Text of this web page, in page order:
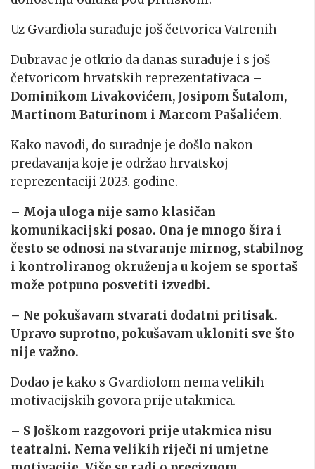
Uz Gvardiola surađuje još četvorica Vatrenih
Dubravac je otkrio da danas surađuje i s još
četvoricom hrvatskih reprezentativaca –
Dominikom Livakovićem, Josipom Šutalom,
Martinom Baturinom i Marcom Pašalićem.
Kako navodi, do suradnje je došlo nakon
predavanja koje je održao hrvatskoj
reprezentaciji 2023. godine.
– Moja uloga nije samo klasičan
komunikacijski posao. Ona je mnogo šira i
često se odnosi na stvaranje mirnog, stabilnog
i kontroliranog okruženja u kojem se sportaš
može potpuno posvetiti izvedbi.
– Ne pokušavam stvarati dodatni pritisak.
Upravo suprotno, pokušavam ukloniti sve što
nije važno.
Dodao je kako s Gvardiolom nema velikih
motivacijskih govora prije utakmica.
– S Joškom razgovori prije utakmica nisu
teatralni. Nema velikih riječi ni umjetne